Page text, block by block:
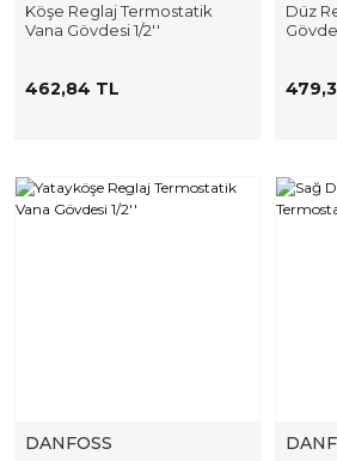
Köşe Reglaj Termostatik
Vana Gövdesi 1/2''
462,84 TL
Düz
DANFOSS